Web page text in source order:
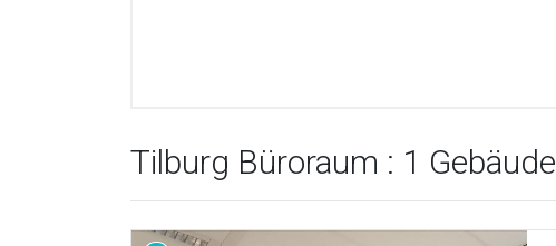
Tilburg Büroraum : 1 Gebäude